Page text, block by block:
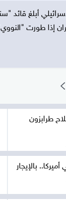
الإسرائيلي أبلغ
إذا طورت
طرابزون
بالإيجار